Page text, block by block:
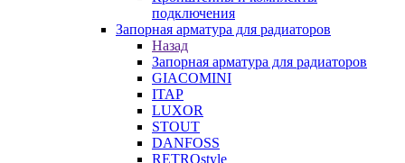
подключения
Запорная арматура для радиаторов
Назад
Запорная арматура для радиаторов
GIACOMINI
ITAP
LUXOR
STOUT
DANFOSS
RETROstyle